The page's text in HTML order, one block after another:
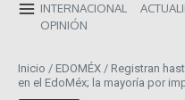
INTERNACIONAL
OPINIÓN
Inicio / EDOMÉX / Registran
en el EdoMéx; la mayoría por